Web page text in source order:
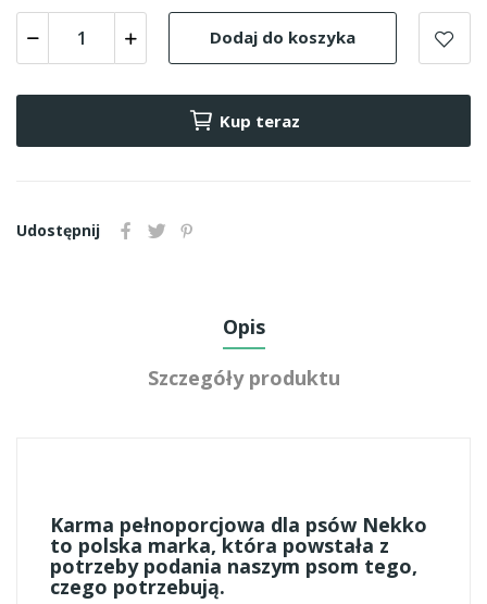
Dodaj do koszyka
Kup teraz
Udostępnij
Opis
Szczegóły produktu
Karma pełnoporcjowa dla psów Nekko
to polska marka, która powstała z
potrzeby podania naszym psom tego,
czego potrzebują.